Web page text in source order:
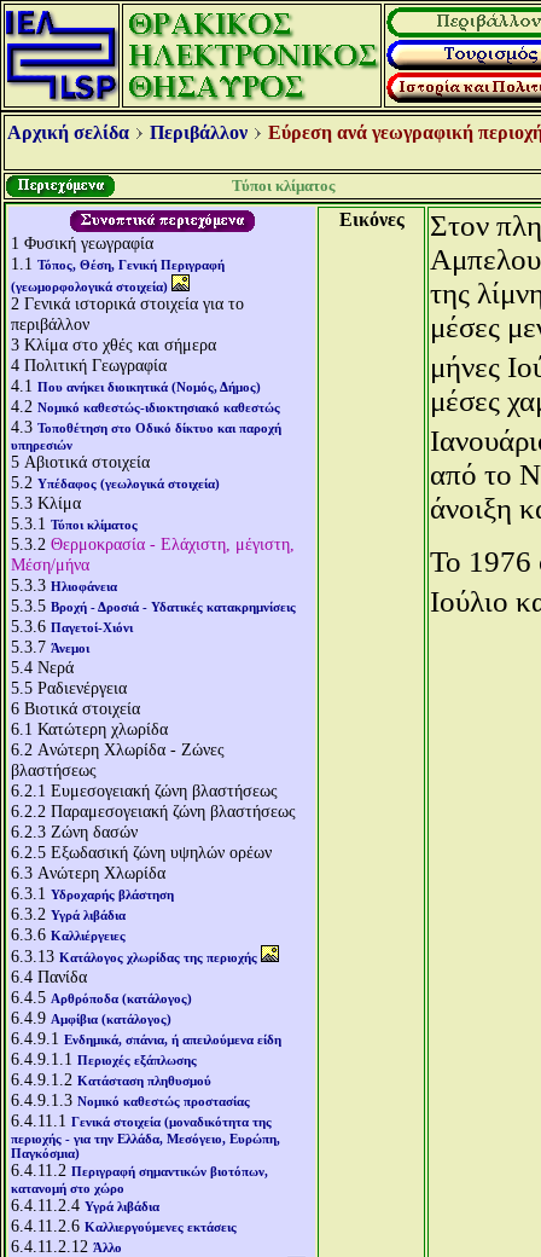
Αρχική σελίδα Περιβάλλον Εύρεση ανά γεωγραφική
Τύποι κλίματος
1 Φυσική γεωγραφία
1.1 Τόπος, Θέση, Γενική Περιγραφή
(γεωμορφολογικά στοιχεία)
2 Γενικά ιστορικά στοιχεία για το
περιβάλλον
3 Κλίμα στο χθές και σήμερα
4 Πολιτική Γεωγραφία
4.1 Που ανήκει διοικητικά (Νομός, Δήμος)
4.2 Νομικό καθεστώς-ιδιοκτησιακό καθεστώς
4.3 Τοποθέτηση στο Οδικό δίκτυο και παροχή
υπηρεσιών
5 Αβιοτικά στοιχεία
5.2 Υπέδαφος (γεωλογικά στοιχεία)
5.3 Κλίμα
5.3.1 Τύποι κλίματος
5.3.2 Θερμοκρασία - Ελάχιστη, μέγιστη,
Μέση/μήνα
5.3.3 Ηλιοφάνεια
5.3.5 Βροχή - Δροσιά - Υδατικές κατακρημνίσεις
5.3.6 Παγετοί-Χιόνι
5.3.7 Άνεμοι
5.4 Νερά
5.5 Ραδιενέργεια
6 Βιοτικά στοιχεία
6.1 Κατώτερη χλωρίδα
6.2 Aνώτερη Χλωρίδα - Ζώνες
βλαστήσεως
6.2.1 Ευμεσογειακή ζώνη βλαστήσεως
6.2.2 Παραμεσογειακή ζώνη βλαστήσεως
6.2.3 Ζώνη δασών
6.2.5 Εξωδασική ζώνη υψηλών ορέων
6.3 Aνώτερη Χλωρίδα
6.3.1 Υδροχαρής βλάστηση
6.3.2 Υγρά λιβάδια
6.3.6 Καλλιέργειες
6.3.13 Κατάλογος χλωρίδας της περιοχής
6.4 Πανίδα
6.4.5 Αρθρόποδα (κατάλογος)
6.4.9 Αμφίβια (κατάλογος)
6.4.9.1 Ενδημικά, σπάνια, ή απειλούμενα είδη
6.4.9.1.1 Περιοχές εξάπλωσης
6.4.9.1.2 Κατάσταση πληθυσμού
6.4.9.1.3 Νομικό καθεστώς προστασίας
6.4.11.1 Γενικά στοιχεία (μοναδικότητα της
περιοχής - για την Ελλάδα, Μεσόγειο, Ευρώπη,
Παγκόσμια)
6.4.11.2 Περιγραφή σημαντικών βιοτόπων,
κατανομή στο χώρο
6.4.11.2.4 Υγρά λιβάδια
6.4.11.2.6 Καλλιεργούμενες εκτάσεις
6.4.11.2.12 Άλλο
Εικόνες
Στον
της
μέσες
μήνες
μέσες
από το
άνοιξη
Το 1976
Ιούλιο